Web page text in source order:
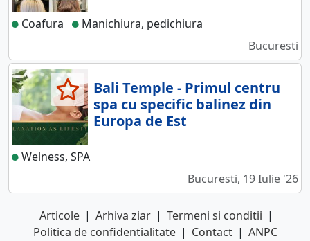
Coafura
Manichiura, pedichiura
Bucuresti
Bali Temple - Primul centru
spa cu specific balinez din
Europa de Est
Welness, SPA
Bucuresti, 19 Iulie '26
Articole | Arhiva ziar | Termeni si conditii |
Politica de confidentialitate | Contact | ANPC